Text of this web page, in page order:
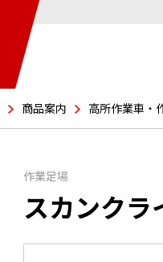
商品案内 高所作業車・
作業足場
スカンクラ